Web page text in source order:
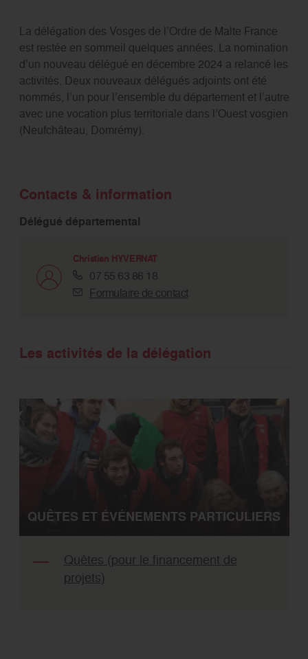
La délégation des Vosges de l’Ordre de Malte France
est restée en sommeil quelques années. La nomination
d’un nouveau délégué en décembre 2024 a relancé les
activités. Deux nouveaux délégués adjoints ont été
nommés, l’un pour l’ensemble du département et l’autre
avec une vocation plus territoriale dans l’Ouest vosgien
(Neufchâteau, Domrémy).
Contacts & information
Délégué départemental
Christian HYVERNAT
07 55 63 86 18
Formulaire de contact
Les activités de la délégation
QUÊTES ET ÉVÉNEMENTS PARTICULIERS
Quêtes (pour le financement de
projets)